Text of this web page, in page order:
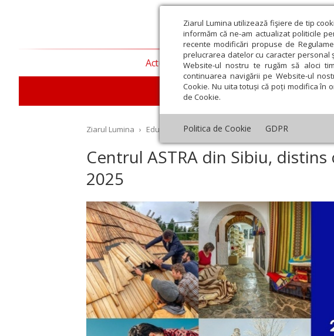
Ziarul Lumina utilizează fişiere de tip
informăm că ne-am actualizat politicile
recente modificări propuse de
prelucrarea datelor cu caracter personal
Website-ul nostru te rugăm să aloci
continuarea navigării pe Website-ul
Cookie. Nu uita totuși că poți modifica în
de Cookie.
Politica de Cookie GDPR
Actualitate religioasă Teologie și
Educaţie
Ziarul Lumina › Educaţie și Cultură › Cultură Centrul ASTRA din
Centrul ASTRA din Sibiu,
2025